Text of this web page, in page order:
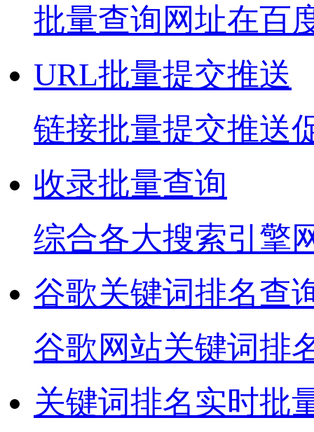
批量查询网址在百
URL批量提交推送
链接批量提交推送
收录批量查询
综合各大搜索引擎
谷歌关键词排名查
谷歌网站关键词排
关键词排名实时批